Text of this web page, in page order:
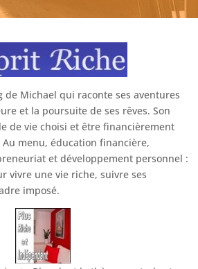
de Michael qui raconte ses aventures
et la poursuite de ses rêves. Son
de vie choisi et être financièrement
menu, éducation financière,
et développement personnel :
vivre une vie riche, suivre ses
imposé.